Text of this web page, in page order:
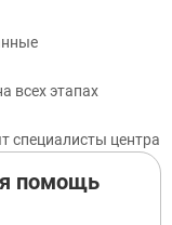
всех этапах
специалисты центра
помощь